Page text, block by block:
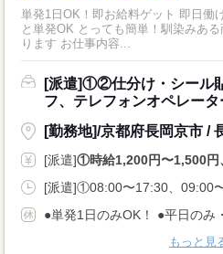
単発1日OK！即お給料ゲット 即日働
と単発OK とっても簡単！馴染みあ
ります お仕事内容...
[派遣]①②仕分け・シール
フ、テレフォンオペレー
[勤務地]/京都府長岡京市 /
[派遣]①時給1,200円〜1,500
もっと見